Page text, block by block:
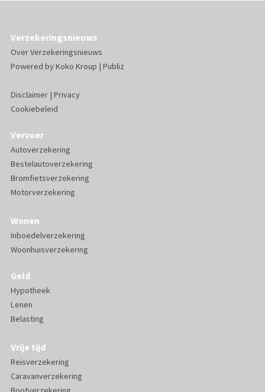
Verzekeringsnieuws
Over Verzekeringsnieuws
Powered byKoko Kroup | Publiz
Disclaimer| Privacy
Cookiebeleid
Vervoer
Autoverzekering
Bestelautoverzekering
Bromfietsverzekering
Motorverzekering
Wonen
Inboedelverzekering
Woonhuisverzekering
Geld
Hypotheek
Lenen
Belasting
Vrije tijd
Reisverzekering
Caravanverzekering